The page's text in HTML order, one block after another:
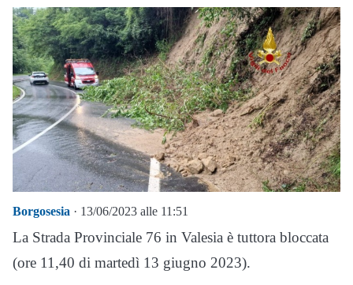
Borgosesia · 13/06/2023 alle 11:51
La Strada Provinciale 76 in Valesia è tuttora bloccata
(ore 11,40 di martedì 13 giugno 2023).